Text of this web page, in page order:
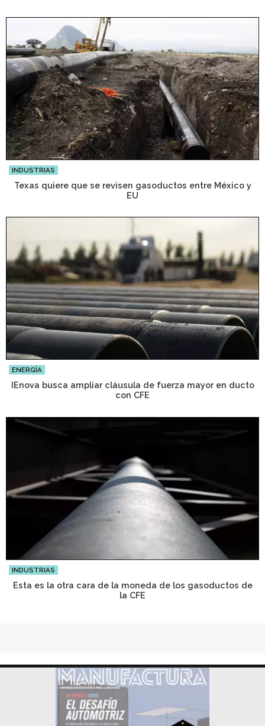
INDUSTRIAS
Texas quiere que se revisen gasoductos entre México y
EU
ENERGÍA
IEnova busca ampliar cláusula de fuerza mayor en ducto
con CFE
INDUSTRIAS
Esta es la otra cara de la moneda de los gasoductos de
la CFE